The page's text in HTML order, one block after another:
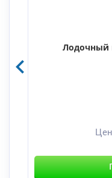
Лодочный